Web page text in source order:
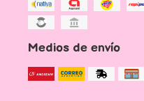
Medios de envío